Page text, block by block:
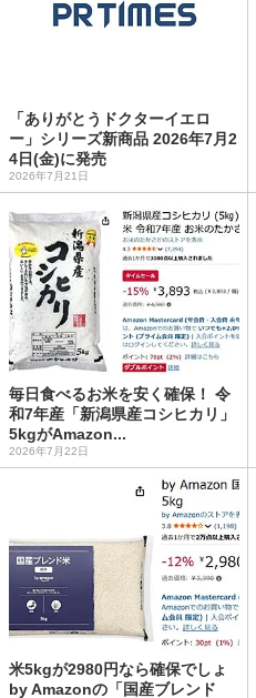
「ありがとうドクターイエロ
ー」シリーズ新商品 2026年7月2
4日(金)に発売
2026年7月21日
毎日食べるお米を安く確保！ 令
和7年産「新潟県産コシヒカリ」
5kgがAmazon...
2026年7月22日
米5kgが2980円なら確保でしょ
by Amazonの「国産ブレンド